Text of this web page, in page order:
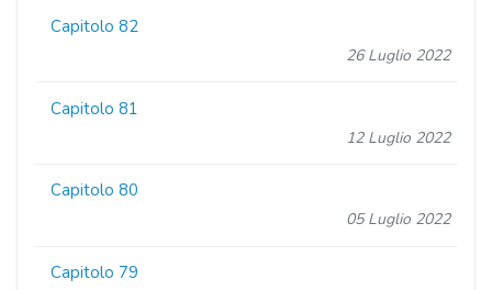
Capitolo 82
26 Luglio 2022
Capitolo 81
12 Luglio 2022
Capitolo 80
05 Luglio 2022
Capitolo 79